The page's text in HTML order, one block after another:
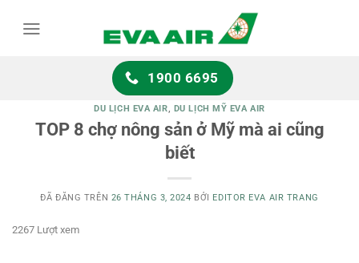
1900 6695
DU LỊCH EVA AIR, DU LỊCH MỸ EVA AIR
TOP 8 chợ nông sản ở Mỹ mà ai cũng
biết
ĐÃ ĐĂNG TRÊN 26 THÁNG 3, 2024 BỞI EDITOR EVA AIR TRANG
2267 Lượt xem